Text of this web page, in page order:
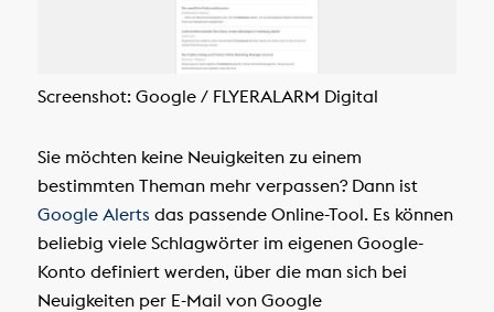
Screenshot: Google / FLYERALARM Digital
Sie möchten keine Neuigkeiten zu einem
bestimmten Theman mehr verpassen? Dann ist
Google Alerts das passende Online-Tool. Es können
beliebig viele Schlagwörter im eigenen Google-
Konto definiert werden, über die man sich bei
Neuigkeiten per E-Mail von Google